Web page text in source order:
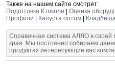
Также на нашем сайте смотрят:
Подготовка К школе
Оценка
Профили
Капуста оптом
Справочная система АЛЛО в
края. Мы постоянно собираем
продуктах интересующие вас